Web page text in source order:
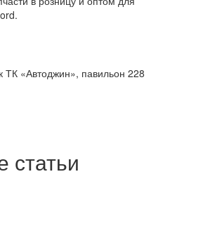
ТК «Автоджин», павильон 228
статьи